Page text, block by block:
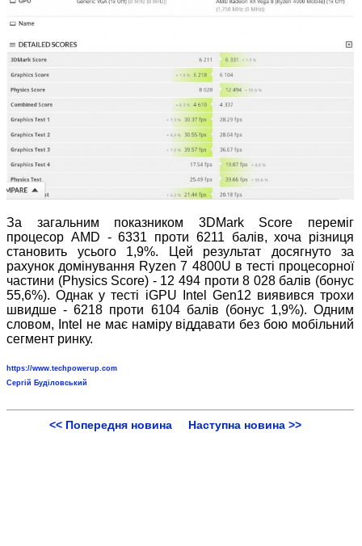
За загальним показником 3DMark Score переміг
процесор AMD - 6331 проти 6211 балів, хоча різниця
становить усього 1,9%. Цей результат досягнуто за
рахунок домінування Ryzen 7 4800U в тесті процесорної
частини (Physics Score) - 12 494 проти 8 028 балів (бонус
55,6%). Однак у тесті iGPU Intel Gen12 виявився трохи
швидше - 6218 проти 6104 балів (бонус 1,9%). Одним
словом, Intel не має наміру віддавати без бою мобільний
сегмент ринку.
https://www.techpowerup.com
Сергій Буділовський
<< Попередня новина Наступна новина >>